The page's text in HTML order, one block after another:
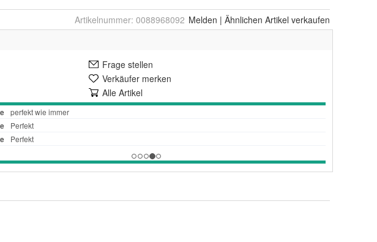
Artikelnummer: 0088968092 Melden | Ähnlichen Artikel verkaufen
Frage stellen
Verkäufer merken
Alle Artikel